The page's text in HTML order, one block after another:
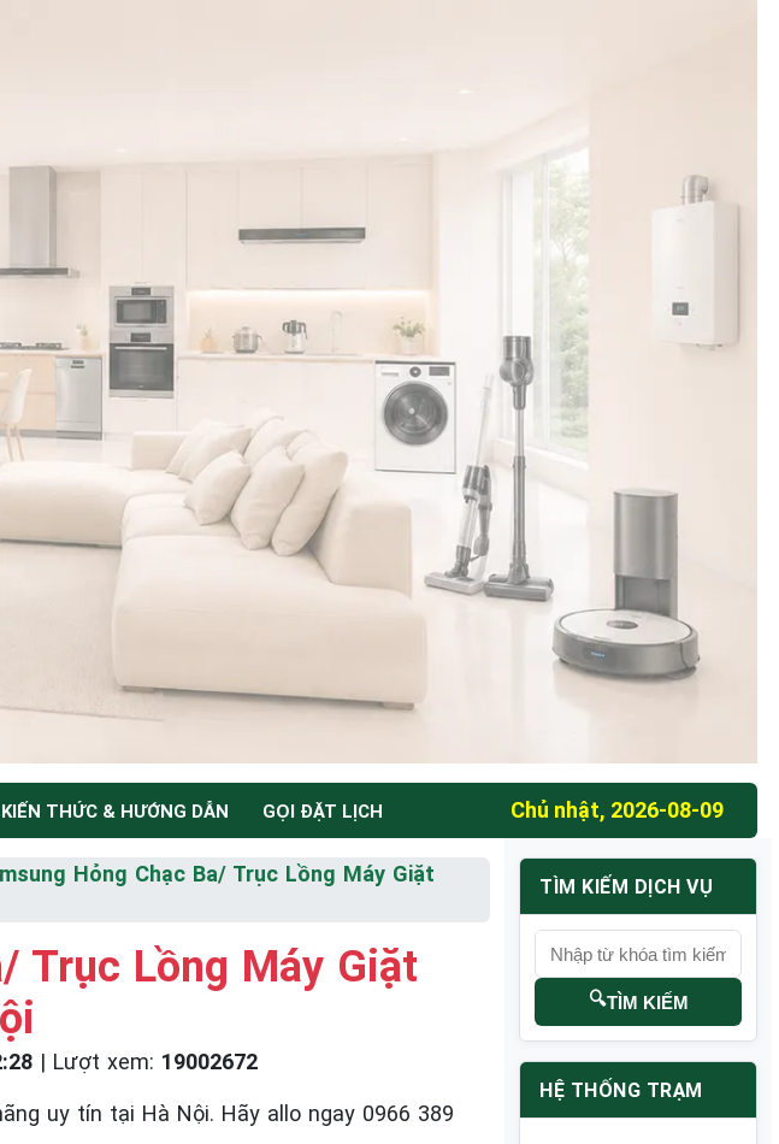
KIẾN THỨC & HƯỚNG DẪN GỌI ĐẶT LỊCH Chủ nhật, 2026-08-09
Hỏng Chạc Ba/ Trục Lồng Máy Giặt
Trục Lồng Máy Giặt
| Lượt xem: 19002672
uy tín tại Hà Nội. Hãy allo ngay 0966 389
TÌM KIẾM DỊCH VỤ
🔍TÌM KIẾM
HỆ THỐNG TRẠM